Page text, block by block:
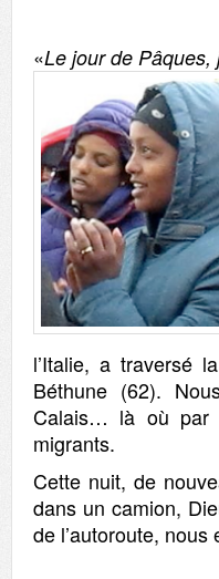
«Le jour de
l’Italie, a traversé
Béthune (62).
Calais… là où par
migrants.
Cette nuit, de
dans un camion,
de l’autoroute,